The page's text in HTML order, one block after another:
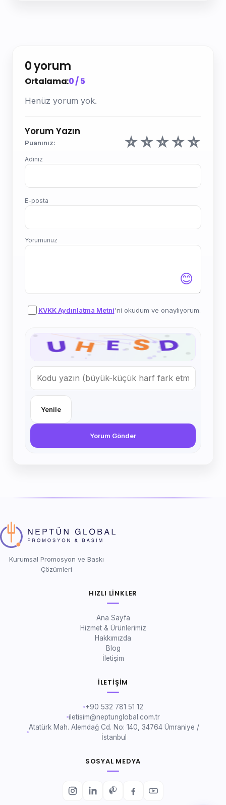
0 yorum
Ortalama:0 / 5
Henüz yorum yok.
Yorum Yazın
Puanınız: ☆☆☆☆☆
Adınız
E-posta
Yorumunuz
😊
KVKK Aydınlatma Metni'ni okudum ve onaylıyorum.
Yenile
Yorum Gönder
Kurumsal Promosyon ve Baskı
Çözümleri
HIZLI LINKLER
Ana Sayfa
Hizmet & Ürünlerimiz
Hakkımızda
Blog
İletişim
İLETIŞIM
+90 532 781 51 12
iletisim@neptunglobal.com.tr
Atatürk Mah. Alemdağ Cd. No: 140, 34764 Ümraniye /
İstanbul
SOSYAL MEDYA